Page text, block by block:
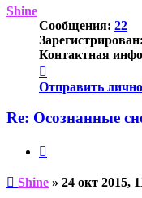
началу
Shine
Сообщения: 22
Зарегистрирован:
Контактная
информация
пользователя
Отправить
Re: Осознанные
Непрочитанное
Shine » 24 окт 2015,